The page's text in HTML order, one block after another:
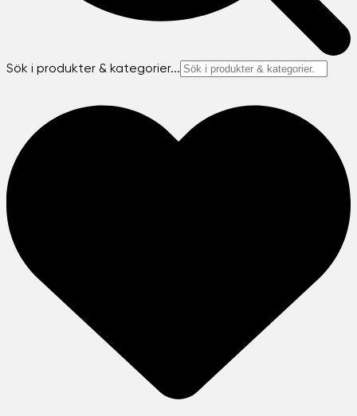
Sök i produkter & kategorier...